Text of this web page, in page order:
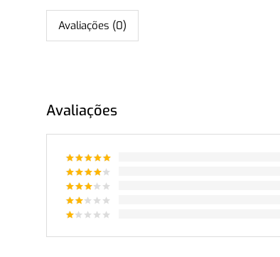
Avaliações (0)
Avaliações
Avaliação
5de 5
Avaliação
4de 5
Avaliação
3de
Avaliação
de